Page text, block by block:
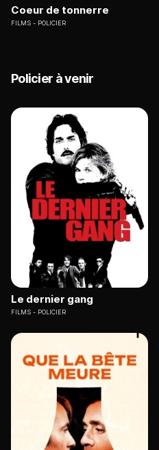
Coeur de tonnerre
FILMS POLICIER
Policier à venir
Le dernier gang
FILMS POLICIER